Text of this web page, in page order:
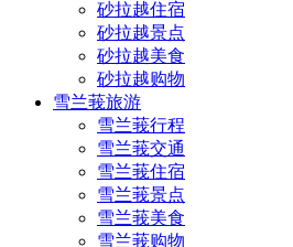
砂拉越住宿
砂拉越景点
砂拉越美食
砂拉越购物
雪兰莪旅游
雪兰莪行程
雪兰莪交通
雪兰莪住宿
雪兰莪景点
雪兰莪美食
雪兰莪购物